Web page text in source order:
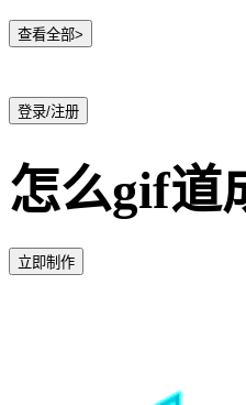
查看全部>
登录/注册
怎么gif道
立即制作